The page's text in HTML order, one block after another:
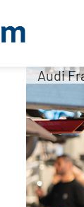
Audi